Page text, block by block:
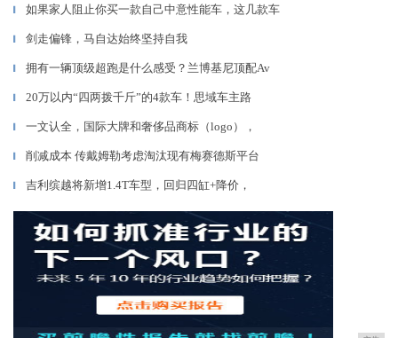
▎ 如果家人阻止你买一款自己中意性能车，这几款车
▎ 剑走偏锋，马自达始终坚持自我
▎ 拥有一辆顶级超跑是什么感受？兰博基尼顶配Av
▎ 20万以内“四两拨千斤”的4款车！思域车主路
▎ 一文认全，国际大牌和奢侈品商标（logo），
▎ 削减成本 传戴姆勒考虑淘汰现有梅赛德斯平台
▎ 吉利缤越将新增1.4T车型，回归四缸+降价，